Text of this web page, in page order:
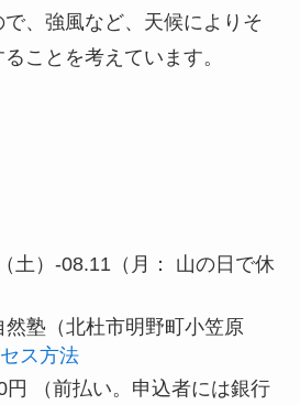
、強風など、天候によりそ
ことを考えています。
土）-08.11（月： 山の日で休
塾（北杜市明野町小笠原
ス方法
円 （前払い。申込者には銀行